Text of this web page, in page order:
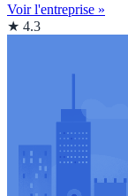
Voir l'entreprise »
★ 4.3